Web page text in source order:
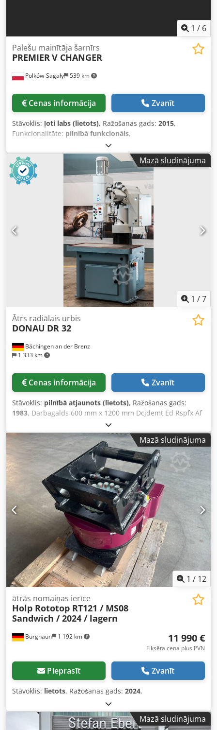
1 / 6
Polków-Sagały 539 km
Palešu mainītāja šarnīrs
PREMIERV CHANGER
Cenas informācija Zvanīt
Stāvoklis: ļoti labs (lietots), Ražošanas gads: 2015,
Funkcionalitāte: pilnībā funkcionāls,
iekārtas/transportlīdzekļa numurs:
strāvas veids:trīsfāzu, ieejas spriegums:400 V, kopējais
svars:1 400 kg
, Ļoti maz izmantots siltummainis, palešu
apgriezējs ideālā stāvoklī. Ļauj apgriezt paleti ar kravu,
nomainīt paleti un novietot kravu uz jaunas paletes.
Piemērots plastmasas palešu nomaiņai pret koka paletēm
vai bojātas paletes nomaiņai pret jaunu. Dodovahymepfx
Af Aeck Mēs varam arī uzņemt video ar iekārtas darbību
pēc jūsu pieprasījuma.
Mazā sludinājuma
1 /7
Bächingen an der Brenz
1 333 km
Ātrs radiālais urbis
DONAU DR 32
Cenas informācija Zvanīt
Stāvoklis: pilnībā atjaunots (lietots), Ražošanas gads:
1983, Darbagalds 600 mm x 1200 mm Dcjdemt Ed Rspfx Af
Aek Konsola pārvietošanās ceļš 600 mm Instrumenta
uzņemšana MK 4 Urbšanas jauda 32 mm tēraudā
Vītņošanas iekārta Dzesēšanas šķidruma sistēma Elektrība:
24V vadības spriegums Avārijas apturēšana – divkanālu
sistēma Aizsargierīce pie urbja Pilnīgi renovēta – 2025 12
mēnešu garantija Jauns krāsojums RAL 7035/7031
Mazā sludinājuma
1 / 12
Burghaun 1 192 km
ātrās nomaiņas ierīce
Holp Rototop RT121 / MS08
Sandwich / 2024 / lagern
11 990 €
Fiksēta cena plus PVN
Pieprasīt Zvanīt
Stāvoklis: lietots, Ražošanas gads: 2024,
Mazā sludinājuma